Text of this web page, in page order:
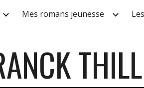
Skip to navigation
Mes romans jeunesse